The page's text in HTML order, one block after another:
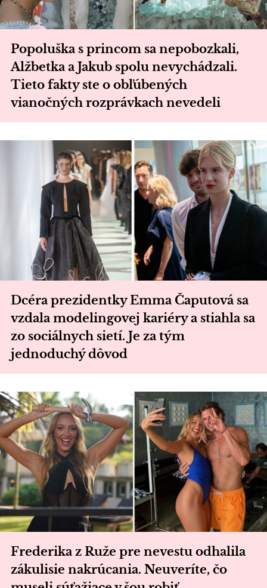
Popoluška s princom sa nepobozkali,
Alžbetka a Jakub spolu nevychádzali.
Tieto fakty ste o obľúbených
vianočných rozprávkach nevedeli
Dcéra prezidentky Emma Čaputová sa
vzdala modelingovej kariéry a stiahla sa
zo sociálnych sietí. Je za tým
jednoduchý dôvod
Frederika z Ruže pre nevestu odhalila
zákulisie nakrúcania. Neuveríte, čo